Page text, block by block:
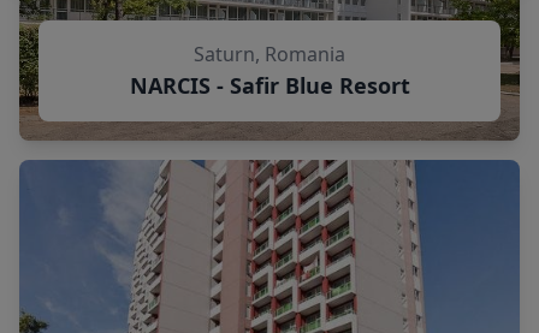
Saturn, Romania
NARCIS - Safir Blue Resort